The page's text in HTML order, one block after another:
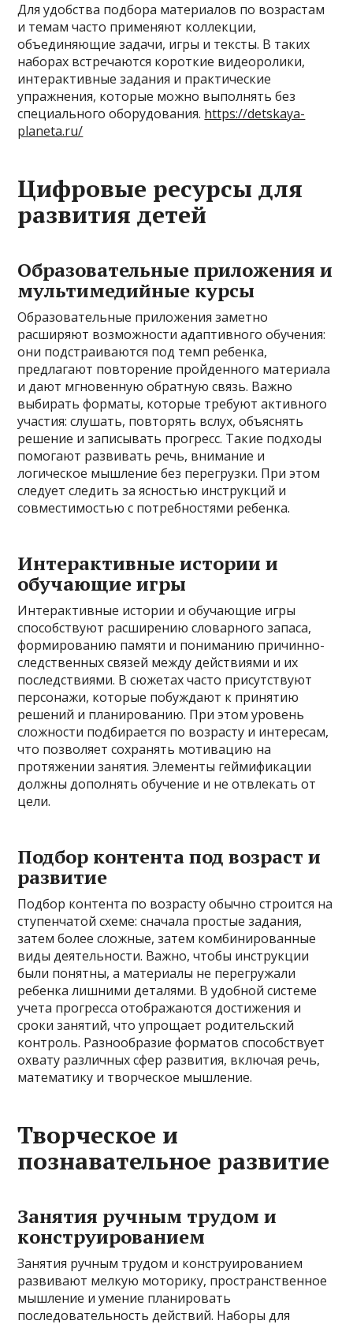
Для удобства подбора материалов по возрастам
и темам часто применяют коллекции,
объединяющие задачи, игры и тексты. В таких
наборах встречаются короткие видеоролики,
интерактивные задания и практические
упражнения, которые можно выполнять без
специального оборудования. https://detskaya-
planeta.ru/
Цифровые ресурсы для
развития детей
Образовательные приложения и
мультимедийные курсы
Образовательные приложения заметно
расширяют возможности адаптивного обучения:
они подстраиваются под темп ребенка,
предлагают повторение пройденного материала
и дают мгновенную обратную связь. Важно
выбирать форматы, которые требуют активного
участия: слушать, повторять вслух, объяснять
решение и записывать прогресс. Такие подходы
помогают развивать речь, внимание и
логическое мышление без перегрузки. При этом
следует следить за ясностью инструкций и
совместимостью с потребностями ребенка.
Интерактивные истории и
обучающие игры
Интерактивные истории и обучающие игры
способствуют расширению словарного запаса,
формированию памяти и пониманию причинно-
следственных связей между действиями и их
последствиями. В сюжетах часто присутствуют
персонажи, которые побуждают к принятию
решений и планированию. При этом уровень
сложности подбирается по возрасту и интересам,
что позволяет сохранять мотивацию на
протяжении занятия. Элементы геймификации
должны дополнять обучение и не отвлекать от
цели.
Подбор контента под возраст и
развитие
Подбор контента по возрасту обычно строится на
ступенчатой схеме: сначала простые задания,
затем более сложные, затем комбинированные
виды деятельности. Важно, чтобы инструкции
были понятны, а материалы не перегружали
ребенка лишними деталями. В удобной системе
учета прогресса отображаются достижения и
сроки занятий, что упрощает родительский
контроль. Разнообразие форматов способствует
охвату различных сфер развития, включая речь,
математику и творческое мышление.
Творческое и
познавательное развитие
Занятия ручным трудом и
конструированием
Занятия ручным трудом и конструированием
развивают мелкую моторику, пространственное
мышление и умение планировать
последовательность действий. Наборы для